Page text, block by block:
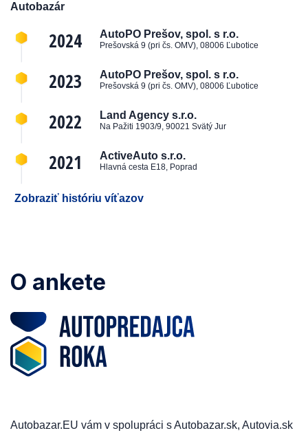
Autobazár
2024 AutoPO Prešov, spol. s r.o.
Prešovská 9 (pri čs. OMV), 08006 Ľubotice
2023 AutoPO Prešov, spol. s r.o.
Prešovská 9 (pri čs. OMV), 08006 Ľubotice
2022 Land Agency s.r.o.
Na Pažiti 1903/9, 90021 Svätý Jur
2021 ActiveAuto s.r.o.
Hlavná cesta E18, Poprad
Zobraziť históriu víťazov
O ankete
Autobazar.EU vám v spolupráci s Autobazar.sk, Autovia.sk